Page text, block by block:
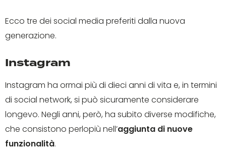
Ecco tre dei social media preferiti dalla nuova
generazione.
Instagram
Instagram ha ormai più di dieci anni di vita e, in termini
di social network, si può sicuramente considerare
longevo. Negli anni, però, ha subito diverse modifiche,
che consistono perlopiù nell’aggiunta di nuove
funzionalità.